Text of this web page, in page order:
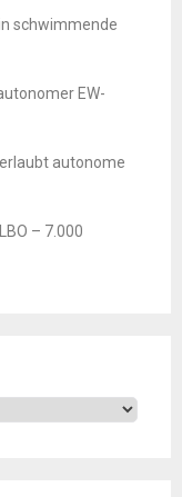
schwimmende
EW-
erlaubt autonome
– 7.000